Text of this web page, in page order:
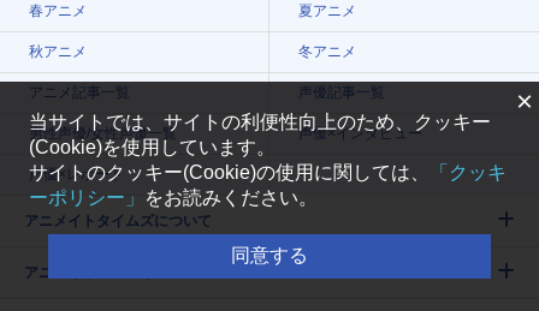
春アニメ 夏アニメ
秋アニメ 冬アニメ
アニメ記事一覧 声優記事一覧
男性声優/女性声優一覧 声優×インタビュー
声優×レポート
アニメイトタイムズについて
アニメイトのWebサービス
×
当サイトでは、サイトの利便性向上のため、クッキー
(Cookie)を使用しています。
サイトのクッキー(Cookie)の使用に関しては、
「クッキ
ーポリシー」
をお読みください。
同意する